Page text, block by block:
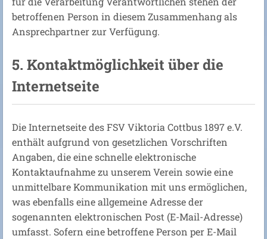
betroffenen Person in diesem Zusammenhang als
Ansprechpartner zur Verfügung.
5. Kontaktmöglichkeit über die
Internetseite
Die Internetseite des FSV Viktoria Cottbus 1897 e.V.
enthält aufgrund von gesetzlichen Vorschriften
Angaben, die eine schnelle elektronische
Kontaktaufnahme zu unserem Verein sowie eine
unmittelbare Kommunikation mit uns ermöglichen,
was ebenfalls eine allgemeine Adresse der
sogenannten elektronischen Post (E-Mail-Adresse)
umfasst. Sofern eine betroffene Person per E-Mail